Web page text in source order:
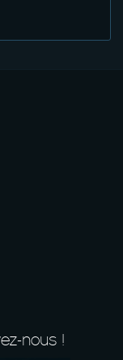
nous !